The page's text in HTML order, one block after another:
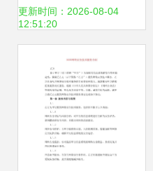
标落幕 1.8亿市场
络技术服务新风向
更新时间：2026-08-04
12:51:20